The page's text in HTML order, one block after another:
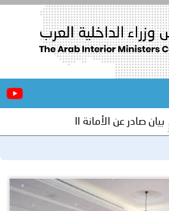
عن الأمانة العامة لمجلس وزراء